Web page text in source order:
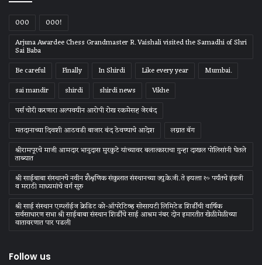
000
000!
Arjuna Awardee Chess Grandmaster R. Vaishali visited the Samadhi of Shri
Sai Baba
Be careful
Finally In Shirdi Like every year
Mumbai.
sai mandir
shirdi shirdi news
Vikhe
पर्स चोरी करणारा अल्पवयीन आरोपी रोख रकमेसह जेरबंद
मतदानाच्या दिवशी आठवडी बाजार बंद ठेवण्याचे आदेश
लग्नात बॅग
श्रीरामपूरचे माजी आमदार भानुदास मुरकुटे यांच्यावर बलात्काराचा गुन्हा दाखल पोलिसांनी घेतले
ताब्यात
श्री साईबाबा संस्‍थानचे नवीन शैक्षणिक संकुलात संस्‍थानच्‍या ज्‍यु.के.जी. ते इयत्‍ता १० पर्यंतचे इंग्रजी
व मराठी माध्‍यमांचे वर्ग सुरु
श्री साई संस्थान एम्प्लॉईज क्रेडिट को-ऑपरेटिव्ह सोसायटी लिमिटेड शिर्डीची वार्षिक
सर्वसाधारण सभा श्री साईबाबा संस्थान शिर्डीचे साई आश्रम नंबर दोन इमारतीत खेळीमेळीच्या
वातावरणात पार पडली
Follow us